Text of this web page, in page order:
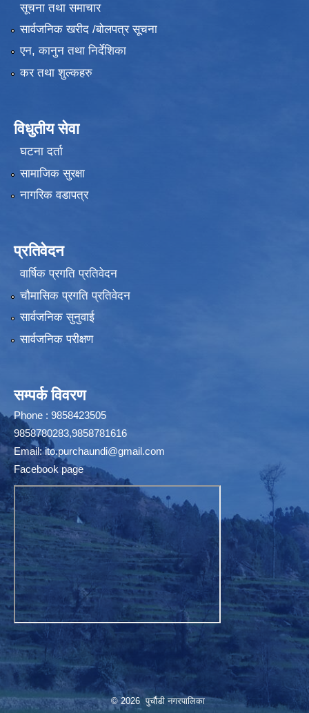
सूचना तथा समाचार
सार्वजनिक खरीद /बोलपत्र सूचना
एन, कानुन तथा निर्देशिका
कर तथा शुल्कहरु
विधुतीय सेवा
घटना दर्ता
सामाजिक सुरक्षा
नागरिक वडापत्र
प्रतिवेदन
वार्षिक प्रगति प्रतिवेदन
चौमासिक प्रगति प्रतिवेदन
सार्वजनिक सुनुवाई
सार्वजनिक परीक्षण
सम्पर्क विवरण
Phone : 9858423505
9858780283,9858781616
Email:ito.purchaundi@gmail.com
Facebook page
© 2026 पुर्चौडी नगरपालिका